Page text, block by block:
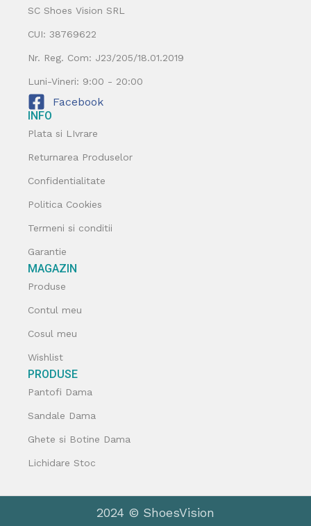
SC Shoes Vision SRL
CUI: 38769622
Nr. Reg. Com: J23/205/18.01.2019
Luni-Vineri: 9:00 - 20:00
Facebook
INFO
Plata si LIvrare
Returnarea Produselor
Confidentialitate
Politica Cookies
Termeni si conditii
Garantie
MAGAZIN
Produse
Contul meu
Cosul meu
Wishlist
PRODUSE
Pantofi Dama
Sandale Dama
Ghete si Botine Dama
Lichidare Stoc
2024 © ShoesVision